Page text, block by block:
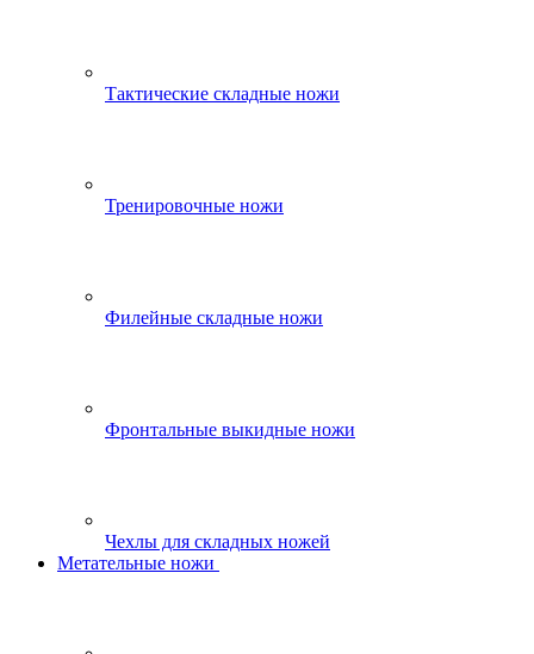
Тактические складные ножи
Тренировочные ножи
Филейные складные ножи
Фронтальные выкидные ножи
Чехлы для складных ножей
Метательные ножи